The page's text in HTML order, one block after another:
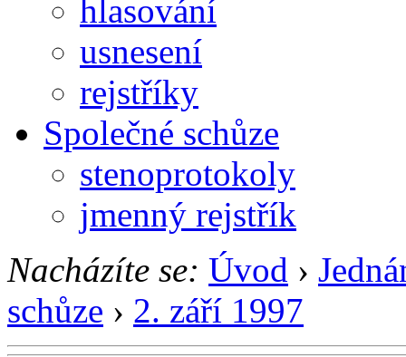
hlasování
usnesení
rejstříky
Společné schůze
stenoprotokoly
jmenný rejstřík
Nacházíte se: Úvod ›
schůze › 2. září 1997